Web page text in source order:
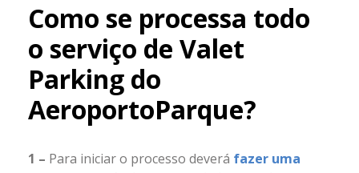
Como se processa todo
o serviço de Valet
Parking do
AeroportoParque?
1 – Para iniciar o processo deverá fazer uma